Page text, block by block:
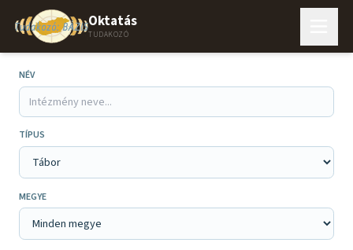
Oktatás
TUDAKOZÓ
NÉV
TÍPUS
MEGYE